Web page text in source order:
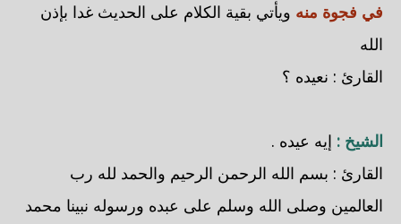
في فجوة منه ويأتي بقية الكلام على الحديث غدا بإذن
الله
القارئ : نعيده ؟
الشيخ : إيه عيده .
القارئ : بسم الله الرحمن الرحيم والحمد لله رب
العالمين وصلى الله وسلم على عبده ورسوله نبينا محمد